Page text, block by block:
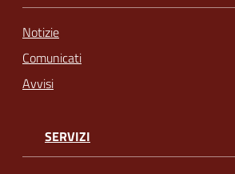
Notizie
Comunicati
Avvisi
SERVIZI